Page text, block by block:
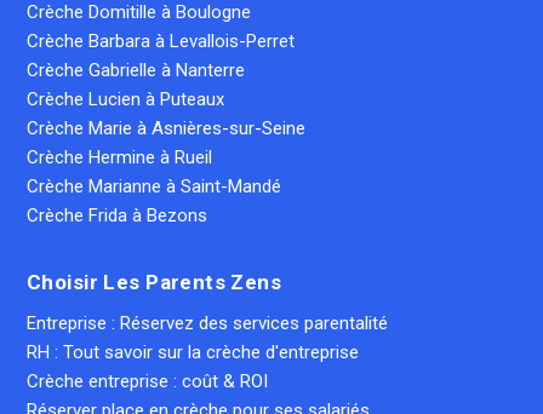
Crèche Domitille à Boulogne
Crèche Barbara à Levallois-Perret
Crèche Gabrielle à Nanterre
Crèche Lucien à Puteaux
Crèche Marie à Asnières-sur-Seine
Crèche Hermine à Rueil
Crèche Marianne à Saint-Mandé
Crèche Frida à Bezons
Choisir Les Parents Zens
Entreprise : Réservez des services parentalité
RH : Tout savoir sur la crèche d'entreprise
Crèche entreprise : coût & ROI